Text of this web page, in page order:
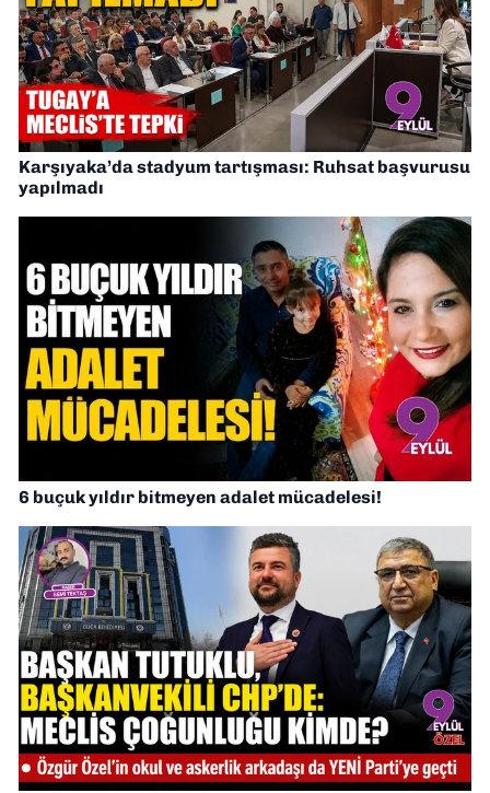
Karşıyaka’da stadyum tartışması: Ruhsat başvurusu
yapılmadı
6 buçuk yıldır bitmeyen adalet mücadelesi!